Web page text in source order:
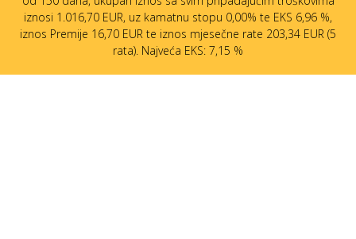
iznosi 1.016,70 EUR, uz kamatnu stopu 0,00% te EKS 6,96 %,
iznos Premije 16,70 EUR te iznos mjesečne rate 203,34 EUR (5
rata). Najveća EKS: 7,15 %